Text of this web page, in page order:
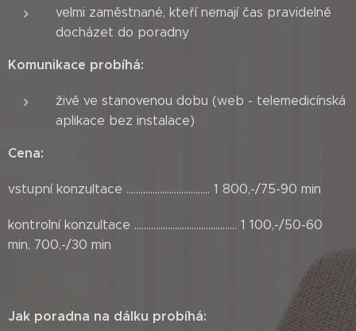
velmi zaměstnané, kteří nemají čas pravidelně
docházet do poradny
Komunikace probíhá:
živě ve stanovenou dobu (web - telemedicínská
aplikace bez instalace)
Cena:
vstupní konzultace ................................... 1 800,-/75-90 min
kontrolní konzultace ........................................... 1 100,-/50-60
min, 700,-/30 min
Jak poradna na dálku probíhá: